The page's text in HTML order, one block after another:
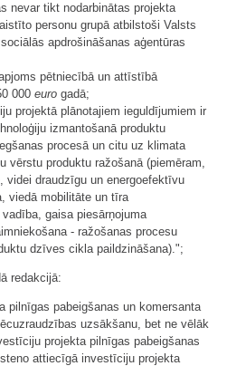
nevar tikt nodarbinātas projekta
personu grupā atbilstoši Valsts
apdrošināšanas aģentūras
pētniecībā un attīstībā
000 euro gadā;
projektā plānotajiem ieguldījumiem ir
izmantošanā produktu
procesā un citu uz klimata
vērstu produktu ražošanā (piemēram,
videi draudzīgu un energoefektīvu
viedā mobilitāte un tīra
gaisa piesārņojuma
- ražošanas procesu
dzīves cikla paildzināšana).";
redakcijā:
pilnīgas pabeigšanas un komersanta
uzsākšanu, bet ne vēlāk
projekta pilnīgas pabeigšanas
attiecīgā investīciju projekta